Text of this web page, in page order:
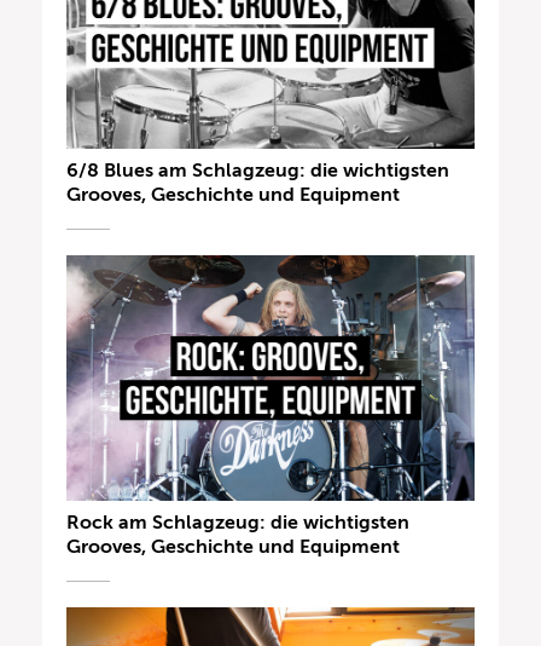
6/8 Blues am Schlagzeug: die wichtigsten
Grooves, Geschichte und Equipment
Rock am Schlagzeug: die wichtigsten
Grooves, Geschichte und Equipment